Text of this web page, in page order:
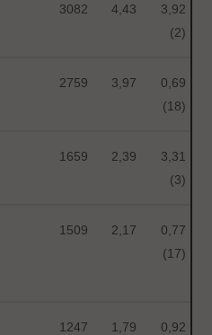
3082 4,43
3,92
(2)
2759 3,97
0,69
(18)
1659 2,39
3,31
(3)
1509 2,17
0,77
(17)
1247 1,79
0,92